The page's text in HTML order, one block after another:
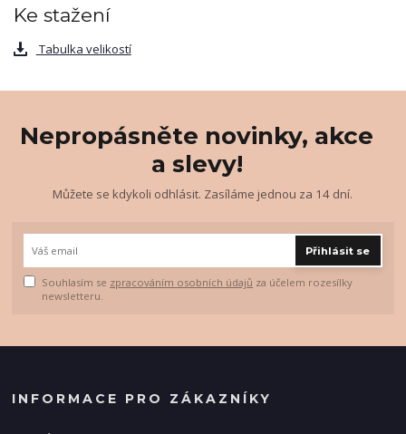
Ke stažení
Tabulka velikostí
Nepropásněte novinky, akce
a slevy!
Můžete se kdykoli odhlásit. Zasíláme jednou za 14 dní.
Přihlásit se
Souhlasím se zpracováním osobních údajů za účelem rozesílky
newsletteru.
INFORMACE PRO ZÁKAZNÍKY